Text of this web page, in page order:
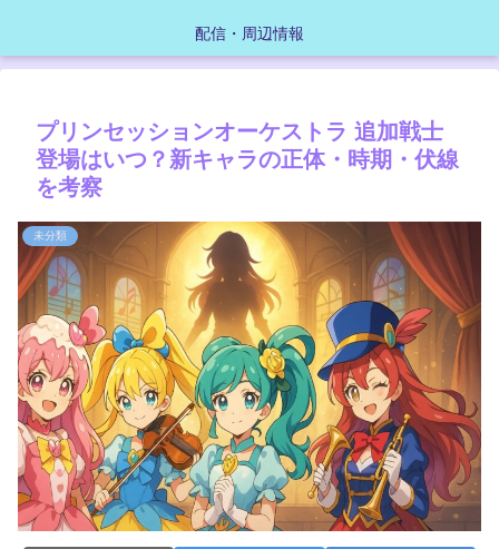
配信・周辺情報
プリンセッションオーケストラ 追加戦士
登場はいつ？新キャラの正体・時期・伏線
を考察
未分類